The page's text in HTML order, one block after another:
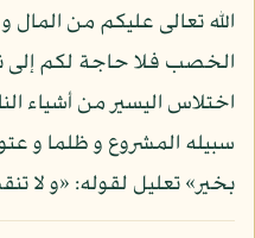
الله تعالى عليكم من
الخصب فلا حاجة لكم إلى
اختلاس اليسير من أشياء
سبيله المشروع و ظلما و
بخير» تعليل لقوله: «و لا